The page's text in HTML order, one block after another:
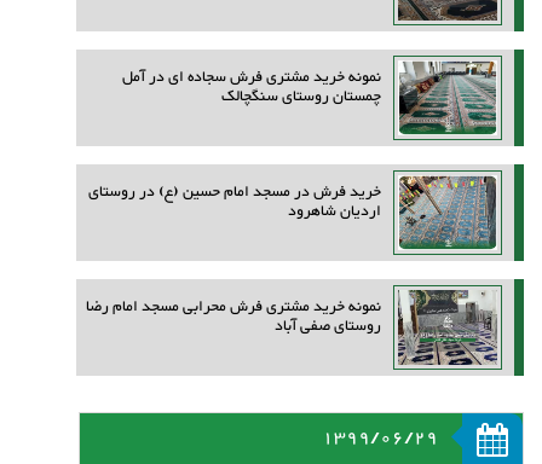
نمونه خرید مشتری فرش سجاده ای در آمل
چمستان روستای سنگچالک
خرید فرش در مسجد امام حسین (ع) در روستای
اردیان شاهرود
نمونه خرید مشتری فرش محرابی مسجد امام رضا
روستای صفی آباد
1399/06/29